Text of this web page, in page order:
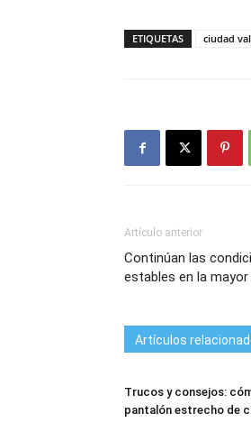
ETIQUETAS ciudad
Artículo anterior
Continúan las
estables en la
Artículos
Trucos y consejos:
pantalón estrecho de